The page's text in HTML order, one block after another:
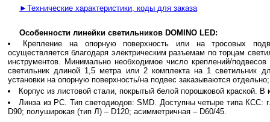
►Технические характеристики, коды для заказа
Особенности линейки светильников DOMINO LED:
Крепление на опорную поверхность или на тросовых
осуществляется благодаря электрическим разъемам по торцам
инструментов. Минимально необходимое число креплений/
светильник длиной 1,5 метра или 2 комплекта на 1 светильник
установки на опорную поверхность/на подвес заказываются отдельно;
Корпус из листовой стали, покрытый белой порошковой краской. В
Линза из PC. Тип светодиодов: SMD. Доступны четыре типа КСС:
D90; полуширокая (тип Л) – D120; асимметричная – D60/45.